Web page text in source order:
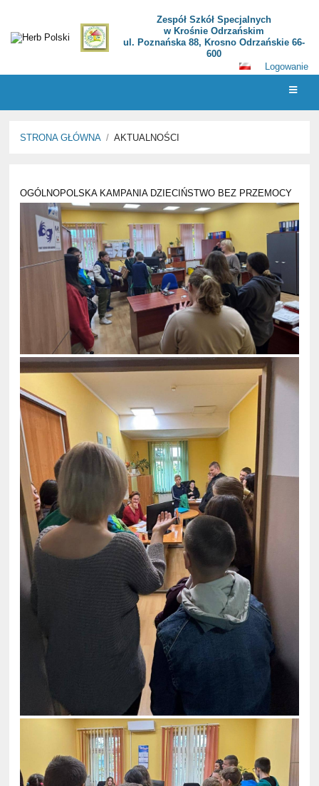
Zespół Szkół Specjalnych
w Krośnie Odrzańskim
ul. Poznańska 88, Krosno Odrzańskie 66-
600
Logowanie
STRONA GŁÓWNA / AKTUALNOŚCI
OGÓLNOPOLSKA KAMPANIA DZIECIŃSTWO BEZ PRZEMOCY